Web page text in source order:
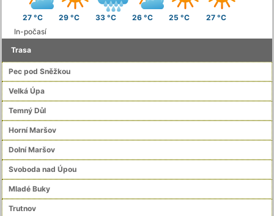
27 °C 29 °C 33 °C 26 °C 25 °C
27 °C
In-počasí
Trasa
Pec pod Sněžkou
Velká Úpa
Temný Důl
Horní Maršov
Dolní Maršov
Svoboda nad Úpou
Mladé Buky
Trutnov